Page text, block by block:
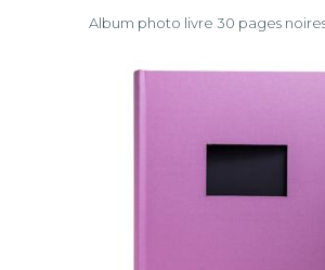
Album photo livre 30 pages